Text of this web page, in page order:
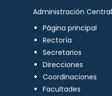
Administración Central
Página principal
Rectoría
Secretarios
Direcciones
Coordinaciones
Facultades